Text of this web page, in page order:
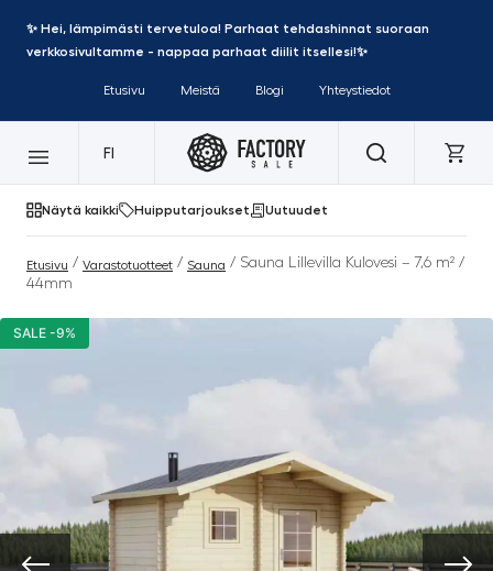
✨ Hei, lämpimästi tervetuloa! Parhaat tehdashinnat suoraan
verkkosivultamme - nappaa parhaat diilit itsellesi!✨
Etusivu Meistä Blogi Yhteystiedot
FI
Näytä kaikki Huipputarjoukset Uutuudet
Etusivu / Varastotuotteet / Sauna / Sauna Lillevilla Kulovesi – 7,6 m² /
44mm
SALE -9%